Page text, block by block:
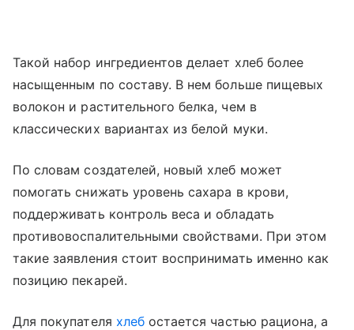
Такой набор ингредиентов делает хлеб более
насыщенным по составу. В нем больше пищевых
волокон и растительного белка, чем в
классических вариантах из белой муки.
По словам создателей, новый хлеб может
помогать снижать уровень сахара в крови,
поддерживать контроль веса и обладать
противовоспалительными свойствами. При этом
такие заявления стоит воспринимать именно как
позицию пекарей.
Для покупателя хлебостается частью рациона, а